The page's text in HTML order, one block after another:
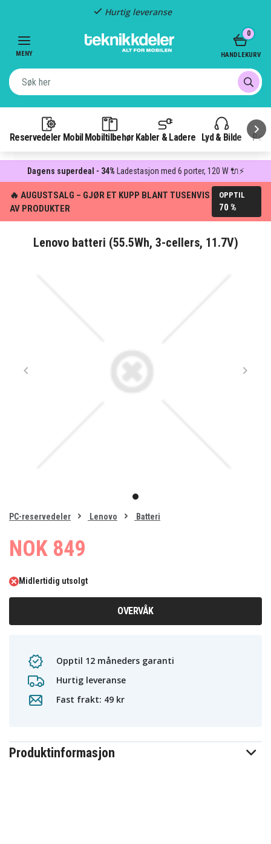
Hurtig leveranse
MENY
Reservedeler Mobil Mobiltilbehør Kabler & Ladere Lyd & Bilde
0
HANDLEKURV
Dagens superdeal - 34% Ladestasjon med 6 porter, 120 W 🔌⚡
🔥 AUGUSTSALG – GJØR ET KUPP BLANT TUSENVIS
AV PRODUKTER
OPPTIL
70 %
Lenovo batteri (55.5Wh, 3-cellers, 11.7V)
item
0
of
PC-reservedeler Lenovo Batteri
NOK 849
Midlertidig utsolgt
OVERVÅK
Opptil 12 måneders garanti
Hurtig leveranse
Fast frakt: 49 kr
Produktinformasjon